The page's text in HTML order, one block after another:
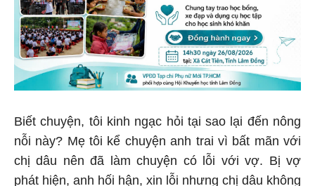
Biết chuyện, tôi kinh ngạc hỏi tại sao lại đến nông
nỗi này? Mẹ tôi kể chuyện anh trai vì bất mãn với
chị dâu nên đã làm chuyện có lỗi với vợ. Bị vợ
phát hiện, anh hối hận, xin lỗi nhưng chị dâu không